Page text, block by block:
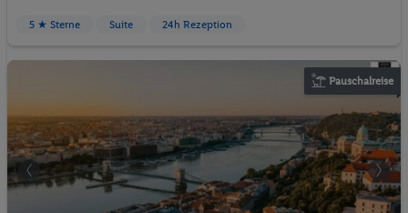
5 ★ Sterne Suite 24h Rezeption
Pauschalreise